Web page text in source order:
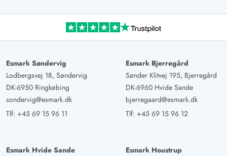
Esmark Søndervig
Lodbergsvej 18, Søndervig
DK-6950 Ringkøbing
sondervig@esmark.dk
Tlf: +45 69 15 96 11
Esmark Bjerregård
Sønder Klitvej 195, Bjerregård
DK-6960 Hvide Sande
bjerregaard@esmark.dk
Tlf: +45 69 15 96 12
Esmark Hvide Sande
Esmark Houstrup